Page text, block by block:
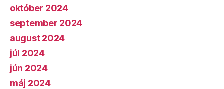
október 2024
september 2024
august 2024
júl 2024
jún 2024
máj 2024